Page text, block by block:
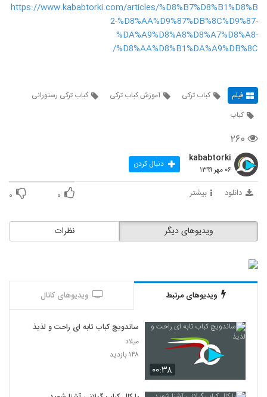
https://www.kababtorki.com/articles/%D8%B7%D8%B1%D8%B
2-%D8%AA%D9%87%DB%8C%D9%87-
%DA%A9%D8%A8%D8%A7%D8%A8-
%D8%AA%D8%B1%DA%A9%DB%8C/
فیلم کباب ترکی آموزش کباب ترکی
کباب ترکی رستورانی
کباب
۲۶۰
kababtorki
۰۶ مهر ۱۳۹۹ دنبال کردن
دانلود بیشتر ۰ ۰
نظرات ویدیوهای دیگر
ویدیوهای مرتبط ویدیوهای کانال
۰۰:۳۸
ساندویچ کباب تابه ای راحت و لذیذ
میلاد
۱۴۸ بازدید